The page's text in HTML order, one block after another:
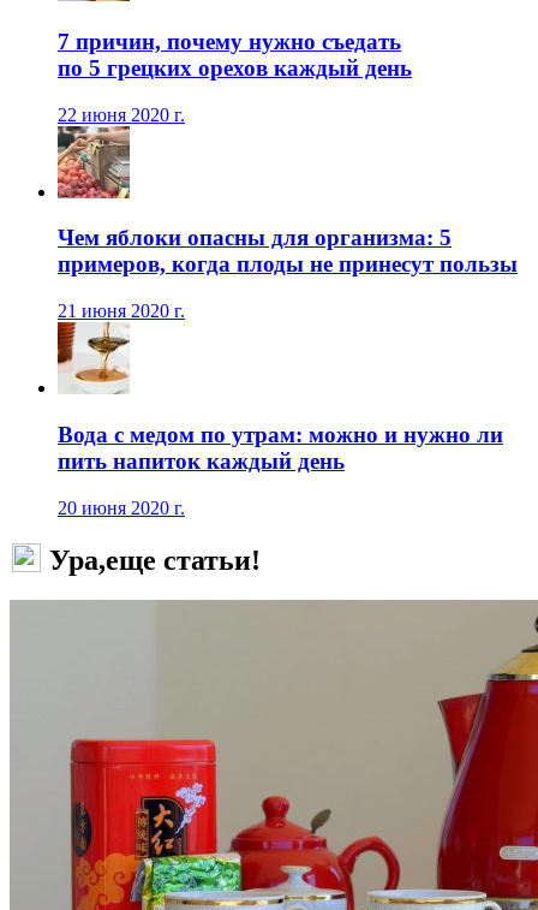
7 причин, почему нужно съедать
по 5 грецких орехов каждый день
22 июня 2020 г.
Чем яблоки опасны для организма: 5
примеров, когда плоды не принесут пользы
21 июня 2020 г.
Вода с медом по утрам: можно и нужно ли
пить напиток каждый день
20 июня 2020 г.
Ура,еще статьи!